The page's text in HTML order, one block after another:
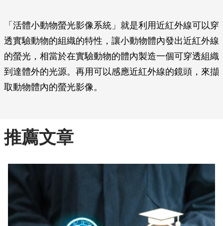
「活體小動物螢光影像系統」就是利用近紅外線可以穿
透實驗動物的組織的特性，讓小動物體內發出近紅外線
的螢光，相當於在實驗動物的體內製造一個可穿透組織
到達體外的光源。再用可以感應近紅外線的鏡頭，來擷
取動物體內的螢光影像。
推薦文章